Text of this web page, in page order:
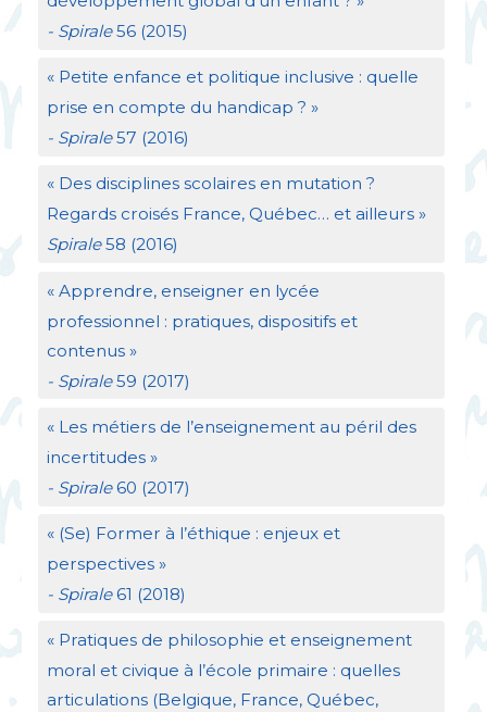
- Spirale56 (2015)
« Petite enfance et politique inclusive : quelle
prise en compte du handicap ? »
- Spirale57 (2016)
« Des disciplines scolaires en mutation ?
Regards croisés France, Québec… et ailleurs »
Spirale58 (2016)
« Apprendre, enseigner en lycée
professionnel : pratiques, dispositifs et
contenus »
- Spirale59 (2017)
« Les métiers de l’enseignement au péril des
incertitudes »
- Spirale60 (2017)
« (Se) Former à l’éthique : enjeux et
perspectives »
- Spirale61 (2018)
« Pratiques de philosophie et enseignement
moral et civique à l’école primaire : quelles
articulations (Belgique, France, Québec,